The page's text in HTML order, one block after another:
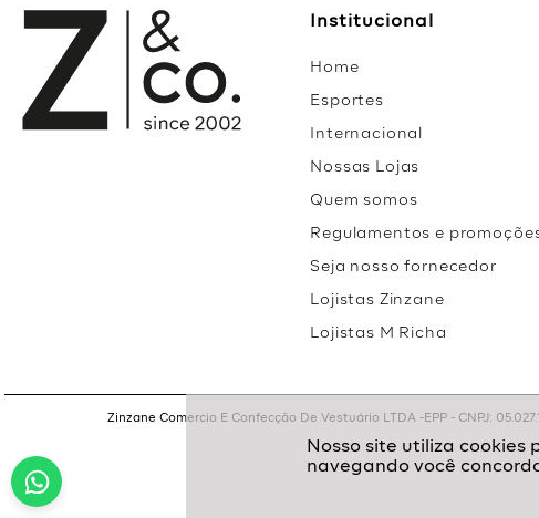
Institucional
Home
Esportes
Internacional
Nossas Lojas
Quem somos
Regulamentos e
Seja nosso fornecedor
Lojistas Zinzane
Lojistas M Richa
Zinzane Comercio E Confecção De Vestuário LTDA -EPP - CNPJ: